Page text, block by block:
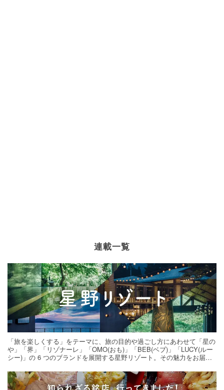
連載一覧
「旅を楽しくする」をテーマに、旅の目的や過ごし方にあわせて「星の
や」「界」「リゾナーレ」「OMO(おも)」「BEB(ベブ)」「LUCY(ルー
シー)」の 6 つのブランドを展開する星野リゾート。その魅力をお届け